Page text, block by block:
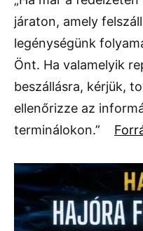
járaton, amely
legénységünk
Önt. Ha valamelyik
beszállásra, kérjük,
ellenőrizze az
terminálokon.”